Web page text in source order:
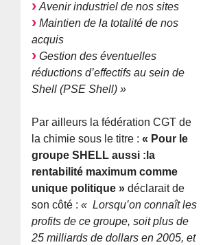
Avenir industriel de nos sites
Maintien de la totalité de nos
acquis
Gestion des éventuelles
réductions d’effectifs au sein de
Shell (PSE Shell) »
Par ailleurs la fédération CGT de
la chimie sous le titre :« Pour le
groupe SHELL aussi :la
rentabilité maximum comme
unique politique » déclarait de
son côté :« Lorsqu’on connaît les
profits de ce groupe, soit plus de
25 milliards de dollars en 2005, et